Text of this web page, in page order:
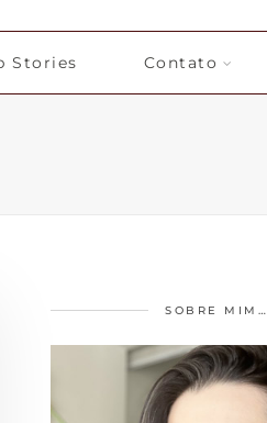
Stories Contato
SOBRE MIM…